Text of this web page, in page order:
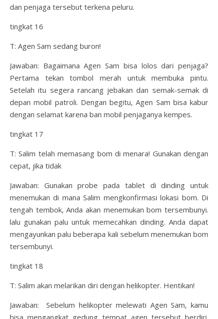
dan penjaga tersebut terkena peluru.
tingkat 16
T: Agen Sam sedang buron!
Jawaban: Bagaimana Agen Sam bisa lolos dari penjaga?
Pertama tekan tombol merah untuk membuka pintu.
Setelah itu segera rancang jebakan dan semak-semak di
depan mobil patroli. Dengan begitu, Agen Sam bisa kabur
dengan selamat karena ban mobil penjaganya kempes.
tingkat 17
T: Salim telah memasang bom di menara! Gunakan dengan
cepat, jika tidak
Jawaban: Gunakan probe pada tablet di dinding untuk
menemukan di mana Salim mengkonfirmasi lokasi bom. Di
tengah tembok, Anda akan menemukan bom tersembunyi.
lalu gunakan palu untuk memecahkan dinding. Anda dapat
mengayunkan palu beberapa kali sebelum menemukan bom
tersembunyi.
tingkat 18
T: Salim akan melarikan diri dengan helikopter. Hentikan!
Jawaban: Sebelum helikopter melewati Agen Sam, kamu
bisa mengangkat gedung tempat agen tersebut berdiri.